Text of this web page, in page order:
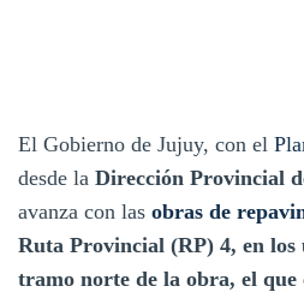
El Gobierno de Jujuy, con el
desde la Dirección Provincial
avanza con las obras de
Ruta Provincial (RP) 4, en los
tramo norte de la obra, el que